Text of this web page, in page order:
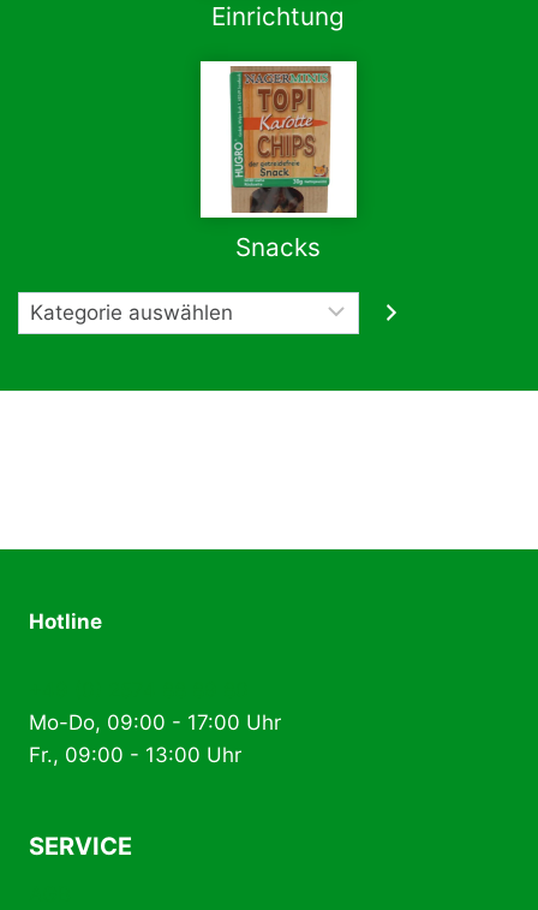
Einrichtung
Snacks
Kategorie
auswählen
Hotline
Mo-Do, 09:00 - 17:00 Uhr
Fr., 09:00 - 13:00 Uhr
SERVICE